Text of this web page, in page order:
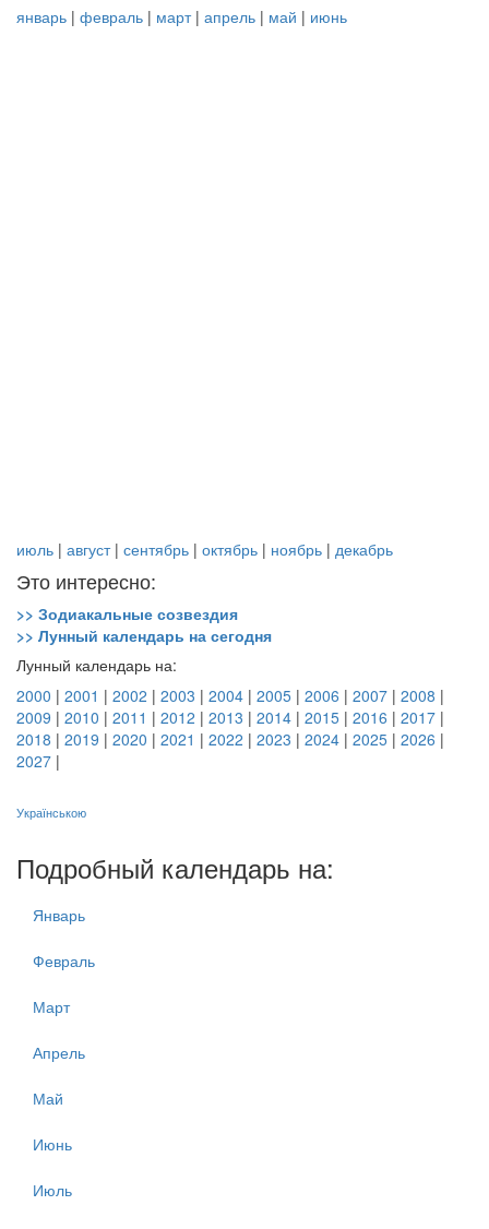
январь | февраль | март| апрель | май | июнь
июль | август| сентябрь | октябрь | ноябрь | декабрь
Это интересно:
>> Зодиакальные созвездия
>> Лунный календарь на сегодня
Лунный календарь на:
2000 | 2001 | 2002 | 2003 | 2004 | 2005 | 2006 | 2007 | 2008 |
2009 | 2010 | 2011 | 2012 | 2013 | 2014 | 2015 | 2016 | 2017 |
2018 | 2019 | 2020 | 2021 | 2022 | 2023 | 2024 | 2025 | 2026 |
2027 |
Українською
Подробный календарь на:
Январь
Февраль
Март
Апрель
Май
Июнь
Июль